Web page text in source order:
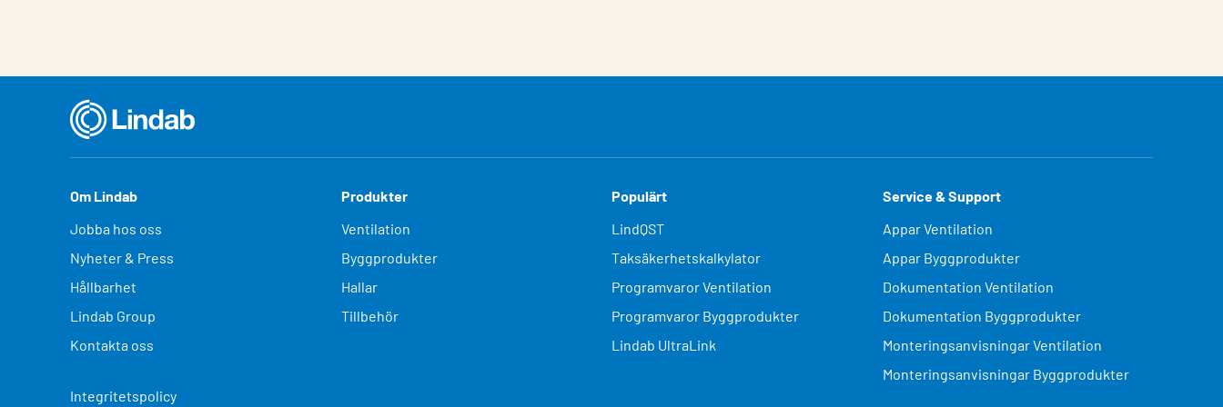
Om Lindab
Jobba hos oss
Nyheter & Press
Hållbarhet
Lindab Group
Kontakta oss
Integritetspolicy
Produkter
Ventilation
Byggprodukter
Hallar
Tillbehör
Populärt
LindQST
Taksäkerhetskalkylator
Programvaror Ventilation
Programvaror Byggprodukter
Lindab UltraLink
Service & Support
Appar Ventilation
Appar Byggprodukter
Dokumentation Ventilation
Dokumentation Byggprodukter
Monteringsanvisningar Ventilation
Monteringsanvisningar Byggprodukter